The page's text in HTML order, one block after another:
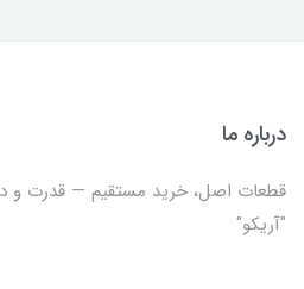
درباره ما
قطعات اصل، خرید مستقیم — قدرت و
"آریکو"